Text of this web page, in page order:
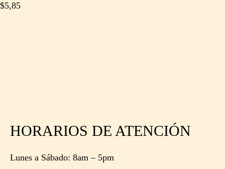
$5,85
HORARIOS DE ATENCIÓN
Lunes a Sábado: 8am – 5pm